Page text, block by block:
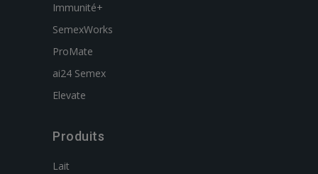
Immunité+
SemexWorks
ProMate
ai24 Semex
Elevate
Produits
Lait